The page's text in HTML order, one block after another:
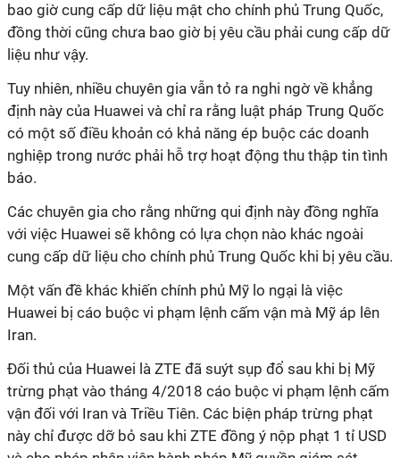
bao giờ cung cấp dữ liệu mật cho chính phủ Trung Quốc,
đồng thời cũng chưa bao giờ bị yêu cầu phải cung cấp dữ
liệu như vậy.
Tuy nhiên, nhiều chuyên gia vẫn tỏ ra nghi ngờ về khẳng
định này của Huawei và chỉ ra rằng luật pháp Trung Quốc
có một số điều khoản có khả năng ép buộc các doanh
nghiệp trong nước phải hỗ trợ hoạt động thu thập tin tình
báo.
Các chuyên gia cho rằng những qui định này đồng nghĩa
với việc Huawei sẽ không có lựa chọn nào khác ngoài
cung cấp dữ liệu cho chính phủ Trung Quốc khi bị yêu cầu.
Một vấn đề khác khiến chính phủ Mỹ lo ngại là việc
Huawei bị cáo buộc vi phạm lệnh cấm vận mà Mỹ áp lên
Iran.
Đối thủ của Huawei là ZTE đã suýt sụp đổ sau khi bị Mỹ
trừng phạt vào tháng 4/2018 cáo buộc vi phạm lệnh cấm
vận đối với Iran và Triều Tiên. Các biện pháp trừng phạt
này chỉ được dỡ bỏ sau khi ZTE đồng ý nộp phạt 1 tỉ USD